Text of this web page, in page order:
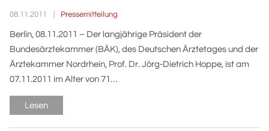
08.11.2011 Pressemitteilung
Berlin, 08.11.2011 – Der langjährige Präsident der
Bundesärztekammer (BÄK), des Deutschen Ärztetages und der
Ärztekammer Nordrhein, Prof. Dr. Jörg-Dietrich Hoppe, ist am
07.11.2011 im Alter von 71…
Lesen